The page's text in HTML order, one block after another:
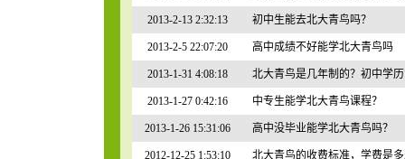
2013-2-13 2:32:13 初中生能去北大青鸟吗？
2013-2-5 22:07:20 高中成绩不好能学北大青鸟吗
2013-1-31 4:08:18 北大青鸟是几年制的？初中学
2013-1-27 0:42:16 中专生能学北大青鸟课程？
2013-1-26 15:31:06 高中没毕业能学北大青鸟吗？
2012-12-25 1:53:10 北大青鸟的收费标准，学费是